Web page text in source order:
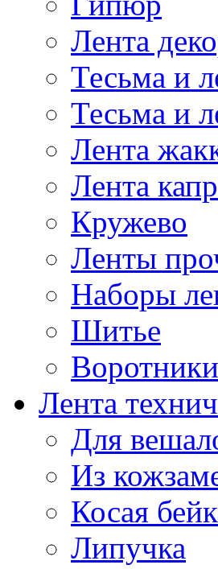
Лента
Тесьма и
Тесьма и
Лента
Лента
Кружево
Ленты
Наборы
Шитье
Воротники
Лента
Для
Из
Косая
Липучка